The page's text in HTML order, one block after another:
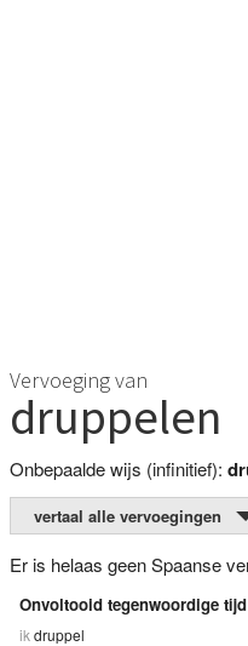
Vervoeging van
druppelen
Onbepaalde wijs (infinitief):
vertaal alle vervoegingen
Er is helaas geen Spaanse
Onvoltooid tegenwoordige tijd
ik druppel